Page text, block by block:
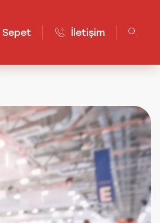
Sepet İletişim